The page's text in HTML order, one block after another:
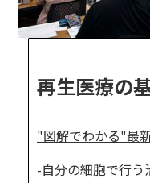
再生医療の
"図解でわかる"最
-自分の細胞で行う